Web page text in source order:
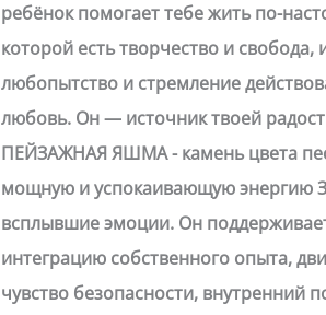
ребёнок помогает тебе жить по-
которой есть творчество и
любопытство и стремление
любовь. Он — источник твоей
ПЕЙЗАЖНАЯ ЯШМА - камень цвета
мощную и успокаивающую энергию
всплывшие эмоции. Он
интеграцию собственного опыта,
чувство безопасности, внутренний